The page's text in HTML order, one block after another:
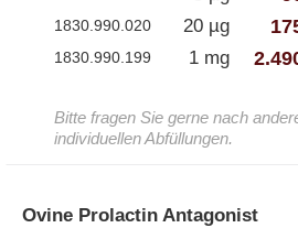
– Alle White Label und
– EzScope 101 Live Cell
1830.990.020 20 µg
1830.990.199 1 mg
Bitte fragen Sie gerne nach
individuellen Abfüllungen.
Ovine Prolactin Antagonist